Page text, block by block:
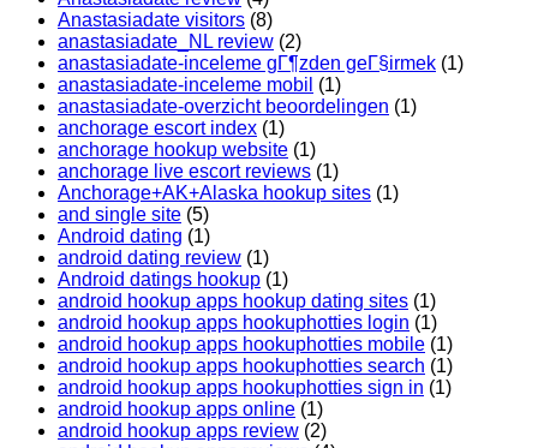
Anastasiadate visitors (8)
anastasiadate_NL review (2)
anastasiadate-inceleme gГ¶zden geГ§irmek (1)
anastasiadate-inceleme mobil (1)
anastasiadate-overzicht beoordelingen (1)
anchorage escort index (1)
anchorage hookup website (1)
anchorage live escort reviews (1)
Anchorage+AK+Alaska hookup sites (1)
and single site (5)
Android dating (1)
android dating review (1)
Android datings hookup (1)
android hookup apps hookup dating sites (1)
android hookup apps hookuphotties login (1)
android hookup apps hookuphotties mobile (1)
android hookup apps hookuphotties search (1)
android hookup apps hookuphotties sign in (1)
android hookup apps online (1)
android hookup apps review (2)